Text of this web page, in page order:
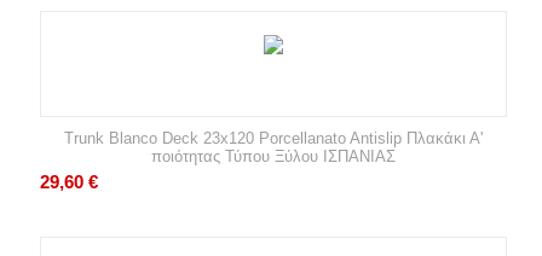
Trunk Blanco Deck 23x120 Porcellanato Antislip Πλακάκι Α'
ποιότητας Τύπου Ξύλου ΙΣΠΑΝΙΑΣ
29,60 €